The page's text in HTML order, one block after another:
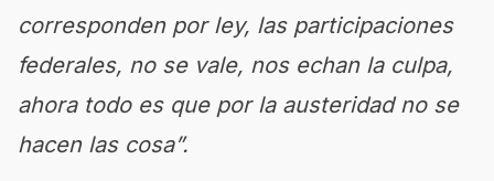
corresponden por ley, las participaciones
federales, no se vale, nos echan la culpa,
ahora todo es que por la austeridad no se
hacen las cosa”.